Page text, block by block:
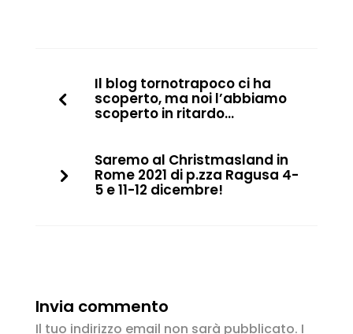
Il blog tornotrapoco ci ha
scoperto, ma noi l’abbiamo
scoperto in ritardo…
Saremo al Christmasland in
Rome 2021 di p.zza Ragusa 4-
5 e 11-12 dicembre!
Invia commento
Il tuo indirizzo email non sarà pubblicato. I